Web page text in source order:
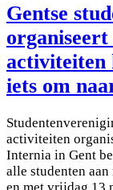
Gentse
activiteiten
iets om
activiteiten
Internia in Gent
alle studenten